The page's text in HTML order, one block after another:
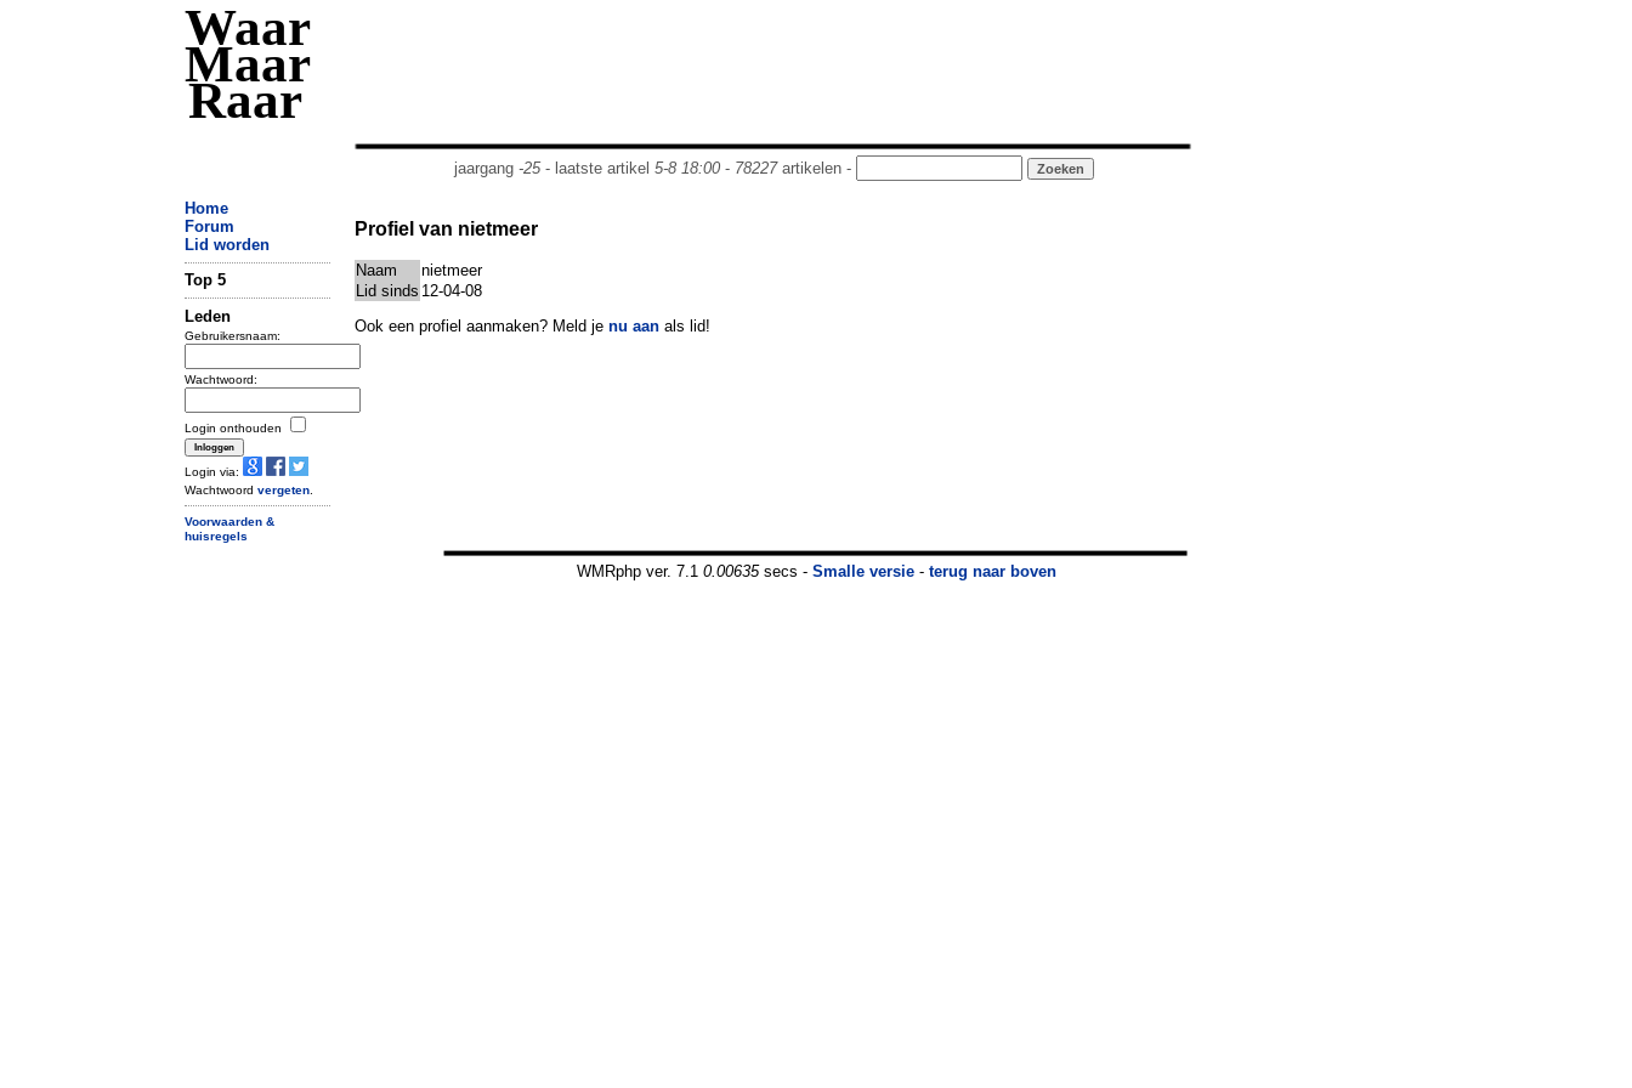
Waar
Maar
Raar
jaargang -25- laatste artikel 5-8 18:00- 78227artikelen -
Home
Forum
Lid worden
Top 5
Leden
Gebruikersnaam:
Wachtwoord:
Login onthouden
Login via:
Wachtwoord vergeten
Voorwaarden &
huisregels
Profiel van nietmeer
Naam
nietmeer
Lid sinds 12-04-08
Ook een profiel aanmaken? Meld je nu aan als lid!
WMRphp ver. 7.1 0.00635secs - Smalle versie- terug naar boven